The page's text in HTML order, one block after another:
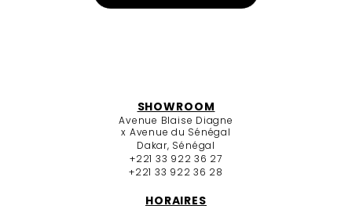
SHOWROOM
Avenue Blaise Diagne
x Avenue du Sénégal
Dakar, Sénégal
+221 33 922 36 27
+221 33 922 36 28
HORAIRES